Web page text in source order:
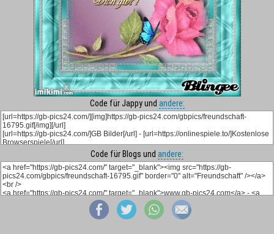
Code für Jappy und andere:
Code für Blogs und andere: